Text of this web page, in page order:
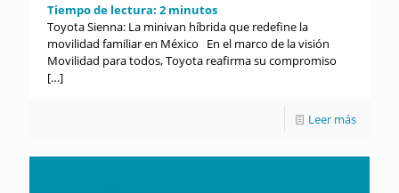
Tiempo de lectura: 2 minutos
Toyota Sienna: La minivan híbrida que redefine la
movilidad familiar en México En el marco de la visión
Movilidad para todos, Toyota reafirma su compromiso
[…]
Leer más